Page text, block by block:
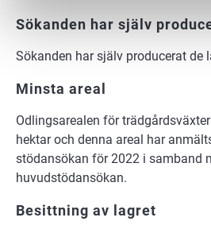
Sökanden har själv
Sökanden har själv producerat de
Minsta areal
Odlingsarealen för
hektar och denna areal har
stödansökan för 2022 i samband
huvudstödansökan.
Besittning av lagret